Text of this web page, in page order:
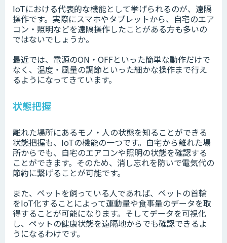
IoTにおける代表的な機能として挙げられるのが、遠隔
操作です。実際にスマホやタブレットから、自宅のエア
コン・照明などを遠隔操作したことがある方も多いの
ではないでしょうか。
最近では、電源のON・OFFといった簡単な動作だけで
なく、温度・風量の調節といった細かな操作まで行え
るようになってきています。
状態把握
離れた場所にあるモノ・人の状態を知ることができる
状態把握も、IoTの機能の一つです。自宅から離れた場
所からでも、自宅のエアコンや照明の状態を確認する
ことができます。そのため、消し忘れを防いで電気代の
節約に繋げることが可能です。
また、ペットを飼っている人であれば、ペットの首輪
をIoT化することによって運動量や食事量のデータを取
得することが可能になります。そしてデータを可視化
し、ペットの健康状態を遠隔地からでも確認できるよ
うになるわけです。